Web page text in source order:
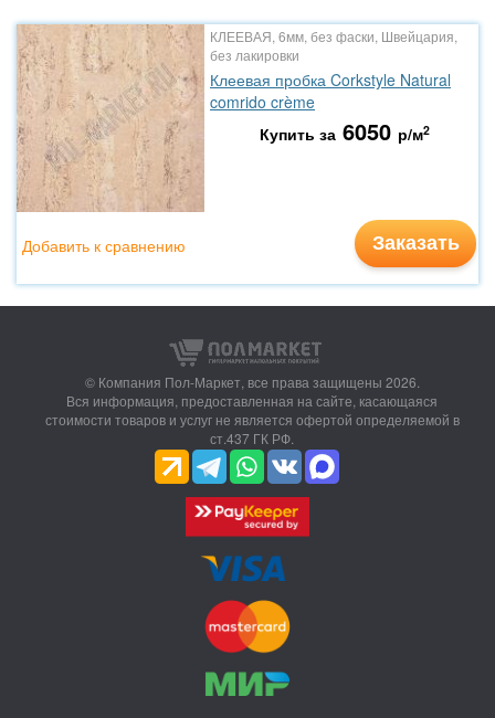
КЛЕЕВАЯ, 6мм, без фаски, Швейцария,
без лакировки
Клеевая пробка Corkstyle Natural
comrido crème
Купить за 6050 р/м2
Заказать
Добавить к сравнению
© Компания Пол-Маркет, все права защищены 2026.
Вся информация, предоставленная на сайте, касающаяся
стоимости товаров и услуг не является офертой определяемой в
ст.437 ГК РФ.